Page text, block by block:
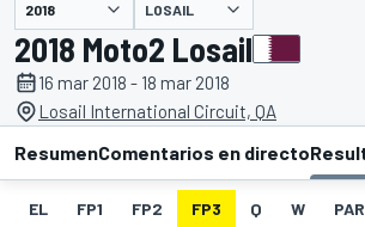
presentado por LOSAIL
2018 Moto2 Losail
16 mar 2018 - 18 mar 2018
Losail International Circuit, QA
ResumenComentarios en directo
EL FP1 FP2 FP3 Q W